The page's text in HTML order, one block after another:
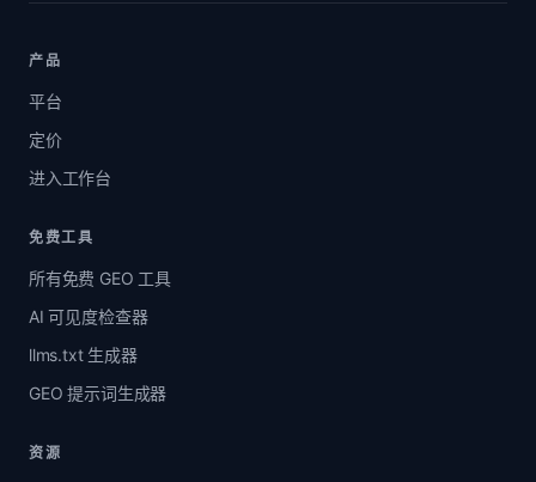
产品
平台
定价
进入工作台
免费工具
所有免费 GEO 工具
AI 可见度检查器
llms.txt 生成器
GEO 提示词生成器
资源